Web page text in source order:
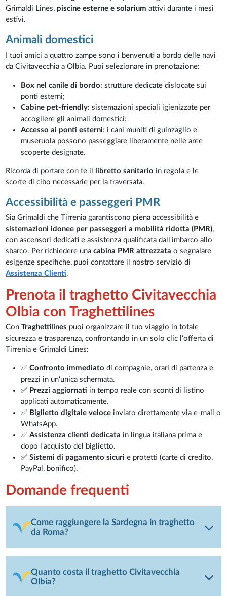
Grimaldi Lines, piscine esterne e solarium attivi durante i mesi
estivi.
Animali domestici
I tuoi amici a quattro zampe sono i benvenuti a bordo delle navi
da Civitavecchia a Olbia. Puoi selezionare in prenotazione:
Box nel canile di bordo: strutture dedicate dislocate sui
ponti esterni;
Cabine pet-friendly: sistemazioni speciali igienizzate per
accogliere gli animali domestici;
Accesso ai ponti esterni: i cani muniti di guinzaglio e
museruola possono passeggiare liberamente nelle aree
scoperte designate.
Ricorda di portare con te il libretto sanitario in regola e le
scorte di cibo necessarie per la traversata.
Accessibilità e passeggeri PMR
Sia Grimaldi che Tirrenia garantiscono piena accessibilità e
sistemazioni idonee per passeggeri a mobilità ridotta (PMR),
con ascensori dedicati e assistenza qualificata dall'imbarco allo
sbarco. Per richiedere unacabina PMR attrezzata o segnalare
esigenze specifiche, puoi contattare il nostro servizio di
Assistenza Clienti.
Prenota il traghetto Civitavecchia
Olbia con Traghettilines
ConTraghettilines puoi organizzare il tuo viaggio in totale
sicurezza e trasparenza, confrontando in un solo clic l'offerta di
Tirrenia e Grimaldi Lines:
✅Confronto immediato di compagnie, orari di partenza e
prezzi in un'unica schermata.
✅ Prezzi aggiornati in tempo reale con sconti di listino
applicati automaticamente.
✅ Biglietto digitale veloce inviato direttamente via e-mail o
WhatsApp.
✅Assistenza clienti dedicata in lingua italiana prima e
dopo l'acquisto del biglietto.
✅Sistemi di pagamento sicuri e protetti (carte di credito,
PayPal, bonifico).
Domande frequenti
Come raggiungere la Sardegna in traghetto
da Roma?
Quanto costa il traghetto Civitavecchia
Olbia?